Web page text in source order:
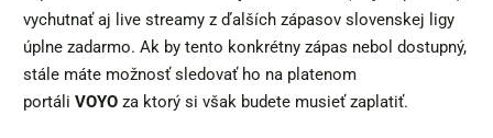
vychutnať aj live streamy z ďalších zápasov slovenskej ligy
úplne zadarmo. Ak by tento konkrétny zápas nebol dostupný,
stále máte možnosť sledovať ho na platenom
portáli VOYO za ktorý si však budete musieť zaplatiť.